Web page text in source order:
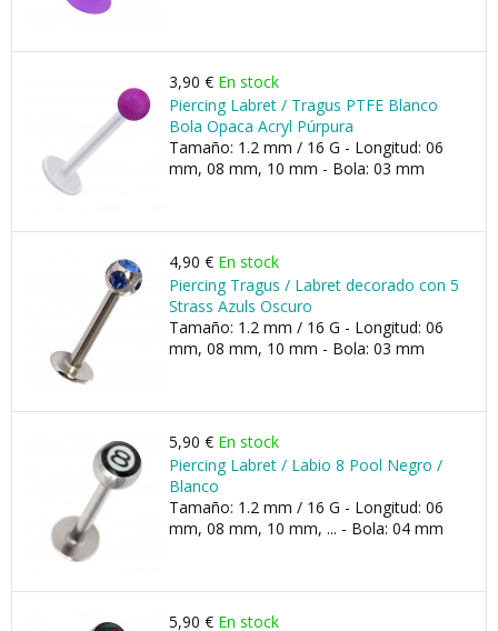
3,90 € En stock
Piercing Labret / Tragus PTFE Blanco
Bola Opaca Acryl Púrpura
Tamaño: 1.2 mm / 16 G - Longitud: 06
mm, 08 mm, 10 mm - Bola: 03 mm
4,90 € En stock
Piercing Tragus / Labret decorado con 5
Strass Azuls Oscuro
Tamaño: 1.2 mm / 16 G - Longitud: 06
mm, 08 mm, 10 mm - Bola: 03 mm
5,90 € En stock
Piercing Labret / Labio 8 Pool Negro /
Blanco
Tamaño: 1.2 mm / 16 G - Longitud: 06
mm, 08 mm, 10 mm, ... - Bola: 04 mm
5,90 € En stock